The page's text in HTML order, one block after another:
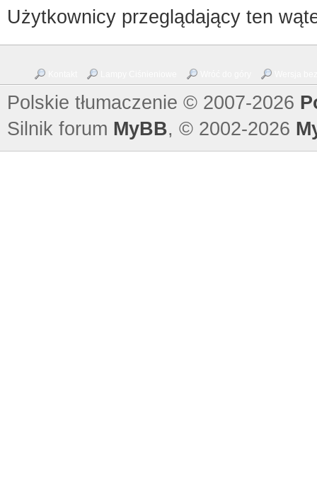
Użytkownicy przeglądający ten
Polskie tłumaczenie © 2007-2026
Silnik forum MyBB, © 2002-2026